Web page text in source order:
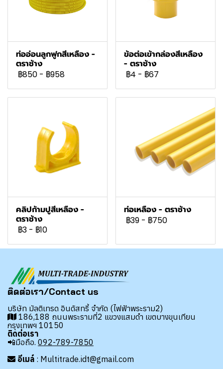
ท่ออ่อนลูกฟูกสีเหลือง -
ตราช้าง
฿850 - ฿958
ข้อต่อเข้ากล่องสีเหลือง
- ตราช้าง
฿4 - ฿67
คลิปก้ามปูสีเหลือง -
ตราช้าง
฿3 - ฿10
ท่อเหลือง - ตราช้าง
฿39 - ฿750
ติดต่อเรา/Contact us
บริษัท มัลติเทรด อินดัสทรี้ จำกัด (ไฟฟ้าพระราม2)
186,188 ถนนพระรามที่2 แขวงแสมดำ เขตบางขุนเทียน
กรุงเทพฯ 10150
ติดต่อเรา
📲มือถือ. 092-789-7850
อีเมล์ : Multitrade.idt@gmail.com